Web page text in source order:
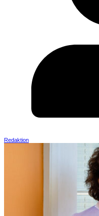
Redaktion